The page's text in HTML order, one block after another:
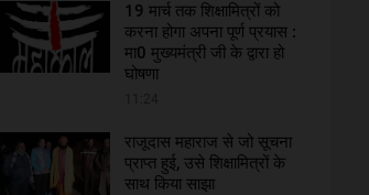
19 मार्च तक शिक्षामित्रों को
करना होगा अपना पूर्ण प्रयास :
मा0 मुख्यमंत्री जी के द्वारा हो
घोषणा
राजूदास महाराज से जो सूचना
प्राप्त हुई, उसे शिक्षामित्रों के
साथ किया साझा